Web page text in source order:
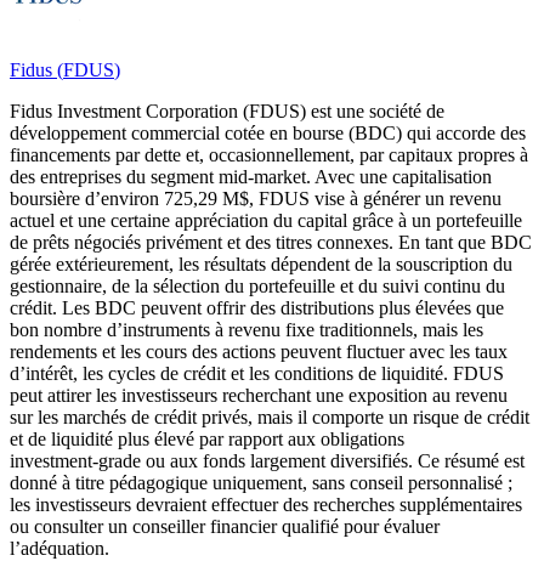
Fidus (FDUS)
Fidus Investment Corporation (FDUS) est une société de
développement commercial cotée en bourse (BDC) qui accorde des
financements par dette et, occasionnellement, par capitaux propres à
des entreprises du segment mid‑market. Avec une capitalisation
boursière d’environ 725,29 M$, FDUS vise à générer un revenu
actuel et une certaine appréciation du capital grâce à un portefeuille
de prêts négociés privément et des titres connexes. En tant que BDC
gérée extérieurement, les résultats dépendent de la souscription du
gestionnaire, de la sélection du portefeuille et du suivi continu du
crédit. Les BDC peuvent offrir des distributions plus élevées que
bon nombre d’instruments à revenu fixe traditionnels, mais les
rendements et les cours des actions peuvent fluctuer avec les taux
d’intérêt, les cycles de crédit et les conditions de liquidité. FDUS
peut attirer les investisseurs recherchant une exposition au revenu
sur les marchés de crédit privés, mais il comporte un risque de crédit
et de liquidité plus élevé par rapport aux obligations
investment‑grade ou aux fonds largement diversifiés. Ce résumé est
donné à titre pédagogique uniquement, sans conseil personnalisé ;
les investisseurs devraient effectuer des recherches supplémentaires
ou consulter un conseiller financier qualifié pour évaluer
l’adéquation.